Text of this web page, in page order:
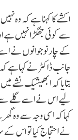
اکشے کا کہنا ہے کہ وہ
سے کوئی جھگڑا نہیں ہے
کے چار نوجوانوں نے
جانب ڈاکٹر نے کہا
بتایا کہ ابھیشیک نشے
لیے اس نے اسے گلے سے
کہا کہ اسی وجہ سے وہ
نے احتجاج کیا تو اس کے